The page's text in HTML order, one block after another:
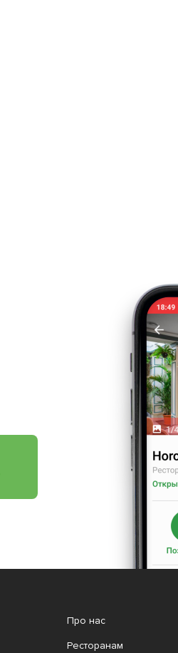
Про нас
Ресторанам